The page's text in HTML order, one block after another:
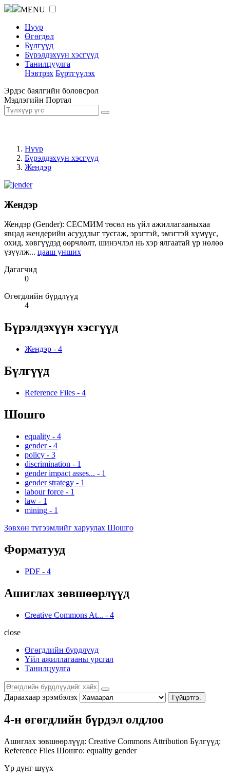
MENU
Нүүр
Өгөгдөл
Бүлгүүд
Бүрэлдэхүүн хэсгүүд
Танилцуулга
Нэвтрэх Бүртгүүлэх
Эрдэс баялгийн боловсрол
Мэдлэгийн Портал
Нүүр
Бүрэлдэхүүн хэсгүүд
Жендэр
Жендэр
Жендэр (Gender): СЕСМИМ төсөл нь үйл ажиллагааныхаа
явцад жендерийн асуудлыг тусгаж, эрэгтэй, эмэгтэй хүмүүс,
охид, хөвгүүдэд өөрчлөлт, шинэчлэл нь хэр ялгаатай үр нөлөө
үзүүлж... цааш унших
Дагагчид
0
Өгөгдлийн бүрдлүүд
4
Бүрэлдэхүүн хэсгүүд
Жендэр - 4
Бүлгүүд
Reference Files - 4
Шошго
equality - 4
gender - 4
policy - 3
discrimination - 1
gender impact asses... - 1
gender strategy - 1
labour force - 1
law - 1
mining - 1
Зөвхөн түгээмлийг харуулах Шошго
Форматууд
PDF - 4
Ашиглах зөвшөөрлүүд
Creative Commons At... - 4
close
Өгөгдлийн бүрдлүүд
Үйл ажиллагааны урсгал
Танилцуулга
Дараахаар эрэмбэлэх Гүйцэтгэ.
4-н өгөгдлийн бүрдэл олдлоо
Ашиглах зөвшөөрлүүд: Creative Commons Attribution Бүлгүүд:
Reference Files Шошго: equality gender
Үр дүнг шүүх